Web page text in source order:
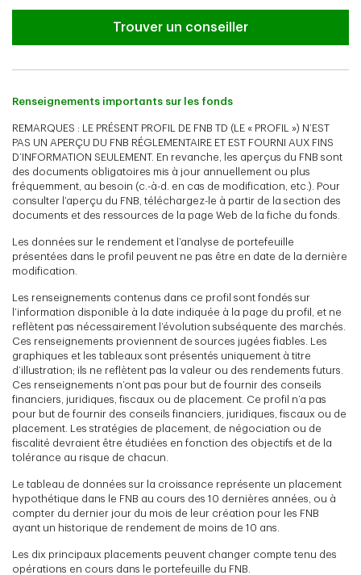
Trouver un conseiller
Renseignements importants sur les fonds
REMARQUES : LE PRÉSENT PROFIL DE FNB TD (LE « PROFIL ») N’EST
PAS UN APERÇU DU FNB RÉGLEMENTAIRE ET EST FOURNI AUX FINS
D’INFORMATION SEULEMENT. En revanche, les aperçus du FNB sont
des documents obligatoires mis à jour annuellement ou plus
fréquemment, au besoin (c.-à-d. en cas de modification, etc.). Pour
consulter l’aperçu du FNB, téléchargez-le à partir de la section des
documents et des ressources de la page Web de la fiche du fonds.
Les données sur le rendement et l’analyse de portefeuille
présentées dans le profil peuvent ne pas être en date de la dernière
modification.
Les renseignements contenus dans ce profil sont fondés sur
l’information disponible à la date indiquée à la page du profil, et ne
reflètent pas nécessairement l’évolution subséquente des marchés.
Ces renseignements proviennent de sources jugées fiables. Les
graphiques et les tableaux sont présentés uniquement à titre
d’illustration; ils ne reflètent pas la valeur ou des rendements futurs.
Ces renseignements n’ont pas pour but de fournir des conseils
financiers, juridiques, fiscaux ou de placement. Ce profil n’a pas
pour but de fournir des conseils financiers, juridiques, fiscaux ou de
placement. Les stratégies de placement, de négociation ou de
fiscalité devraient être étudiées en fonction des objectifs et de la
tolérance au risque de chacun.
Le tableau de données sur la croissance représente un placement
hypothétique dans le FNB au cours des 10 dernières années, ou à
compter du dernier jour du mois de leur création pour les FNB
ayant un historique de rendement de moins de 10 ans.
Les dix principaux placements peuvent changer compte tenu des
opérations en cours dans le portefeuille du FNB.